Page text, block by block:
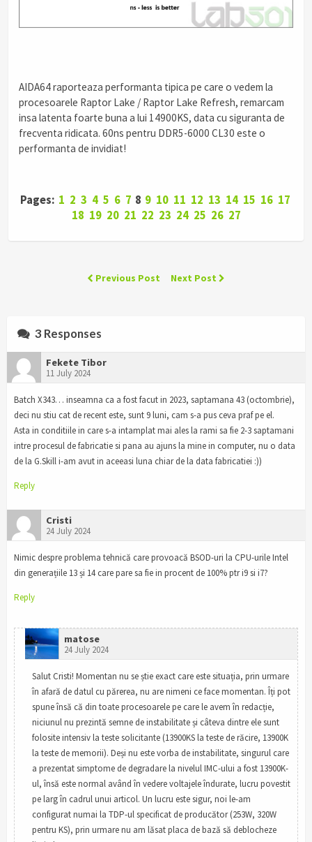
AIDA64 raporteaza performanta tipica pe care o vedem la
procesoarele Raptor Lake / Raptor Lake Refresh, remarcam
insa latenta foarte buna a lui 14900KS, data cu siguranta de
frecventa ridicata. 60ns pentru DDR5-6000 CL30 este o
performanta de invidiat!
Pages: 1 2 3 4 5 6 7 8 9 10 11 12 13 14 15 16 17
18 19 20 21 22 23 24 25 26 27
Previous Post Next Post
3 Responses
Fekete Tibor
11 July 2024
Batch X343… inseamna ca a fost facut in 2023, saptamana 43 (octombrie),
deci nu stiu cat de recent este, sunt 9 luni, cam s-a pus ceva praf pe el.
Asta in conditiile in care s-a intamplat mai ales la rami sa fie 2-3 saptamani
intre procesul de fabricatie si pana au ajuns la mine in computer, nu o data
de la G.Skill i-am avut in aceeasi luna chiar de la data fabricatiei :))
Reply
Cristi
24 July 2024
Nimic despre problema tehnică care provoacă BSOD-uri la CPU-urile Intel
din generațiile 13 și 14 care pare sa fie in procent de 100% ptr i9 si i7?
Reply
matose
24 July 2024
Salut Cristi! Momentan nu se știe exact care este situația, prin urmare
în afară de datul cu părerea, nu are nimeni ce face momentan. Îți pot
spune însă că din toate procesoarele pe care le avem în redacție,
niciunul nu prezintă semne de instabilitate și câteva dintre ele sunt
folosite intensiv la teste solicitante (13900KS la teste de răcire, 13900K
la teste de memorii). Deși nu este vorba de instabilitate, singurul care
a prezentat simptome de degradare la nivelul IMC-ului a fost 13900K-
ul, însă este normal având în vedere voltajele îndurate, lucru povestit
pe larg în cadrul unui articol. Un lucru este sigur, noi le-am
configurat numai la TDP-ul specificat de producător (253W, 320W
pentru KS), prin urmare nu am lăsat placa de bază să deblocheze